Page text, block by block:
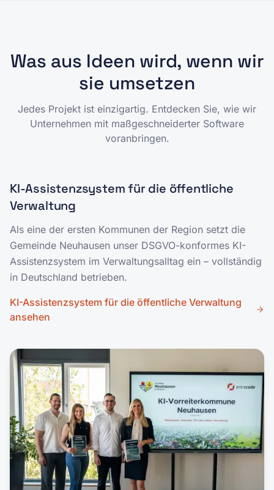
Was aus Ideen wird, wenn wir
sie umsetzen
Jedes Projekt ist einzigartig. Entdecken Sie, wie wir
Unternehmen mit maßgeschneiderter Software
voranbringen.
KI-Assistenzsystem für die öffentliche
Verwaltung
Als eine der ersten Kommunen der Region setzt die
Gemeinde Neuhausen unser DSGVO-konformes KI-
Assistenzsystem im Verwaltungsalltag ein – vollständig
in Deutschland betrieben.
KI-Assistenzsystem für die öffentliche Verwaltung
ansehen